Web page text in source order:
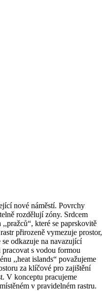
nové náměstí. Povrchy
rozdělují zóny. Srdcem
které se paprskovitě
přirozeně vymezuje prostor,
odkazuje na navazující
s vodou formou
,,heat islands“ považujeme
za klíčové pro zajištění
V konceptu pracujeme
v pravidelném rastru.